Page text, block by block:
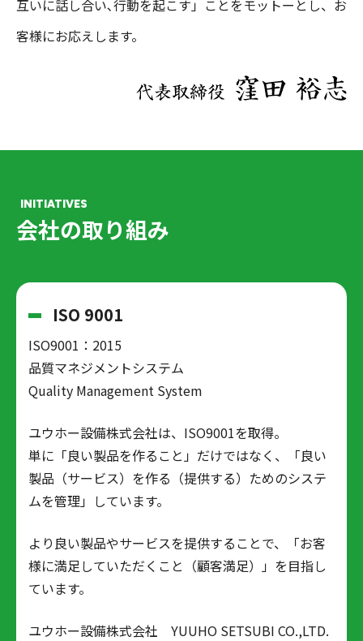
互いに話し合い､行動を起こす」ことをモットーとし、お
客様にお応えします。
INITIATIVES
会社の取り組み
ISO 9001
ISO9001：2015
品質マネジメントシステム
Quality Management System
ユウホー設備株式会社は、ISO9001を取得。
単に「良い製品を作ること」だけではなく、「良い
製品（サービス）を作る（提供する）ためのシステ
ムを管理」しています。
より良い製品やサービスを提供することで、「お客
様に満足していただくこと（顧客満足）」を目指し
ています。
ユウホー設備株式会社 YUUHO SETSUBI CO.,LTD.